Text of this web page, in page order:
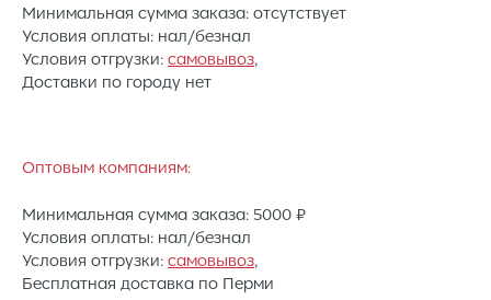
Минимальная сумма заказа: отсутствует
Условия оплаты: нал/безнал
Условия отгрузки: самовывоз,
Доставки по городу нет
Оптовым компаниям:
Минимальная сумма заказа: 5000 ₽
Условия оплаты: нал/безнал
Условия отгрузки: самовывоз,
Бесплатная доставка по Перми